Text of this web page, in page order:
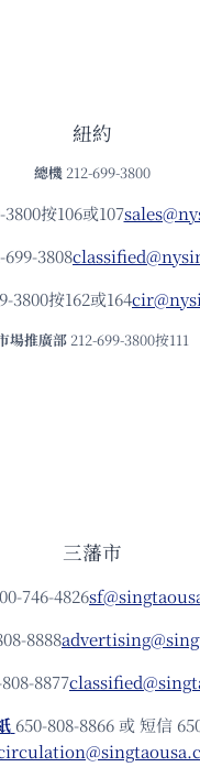
紐約
總機 212-699-3800
按106或107
699-3808
3800按162或164
場推廣部 212-699-3800按111
三藩市
746-4826
8888
8877
650-808-8866 或 短信